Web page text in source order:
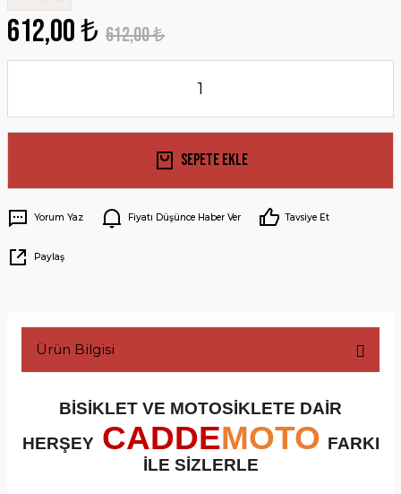
612,00 ₺ 612,00 ₺
Sepete Ekle
Yorum Yaz Fiyatı Düşünce Haber Ver Tavsiye Et
Paylaş
Ürün Bilgisi
BİSİKLET VE MOTOSİKLETE DAİR
HERŞEY CADDEMOTO FARKI
İLE SİZLERLE